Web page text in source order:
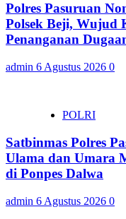
Polres Pasuruan
Polsek Beji, Wujud
Penanganan
admin 6 Agustus 2026 0
POLRI
Satbinmas Polres
Ulama dan Umara
di Ponpes Dalwa
admin 6 Agustus 2026 0